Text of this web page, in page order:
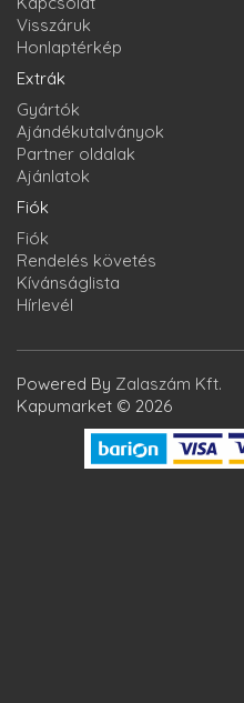
Visszáruk
Honlaptérkép
Extrák
Gyártók
Ajándékutalványok
Partner oldalak
Ajánlatok
Fiók
Fiók
Rendelés követés
Kívánságlista
Hírlevél
Powered By Zalaszám Kft.
Kapumarket © 2026